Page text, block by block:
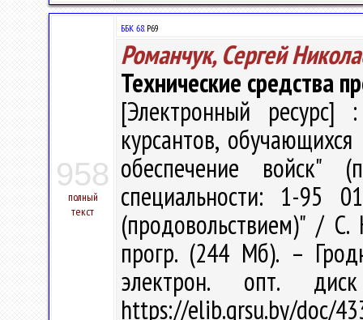
958
полный
текст
ББК 68.Р69
Романчук, Сергей
Технические средства
[Электронный ресурс]
курсантов,
обеспечение войск"
специальности: 1-95
(продовольствием)" /
прогр. (244 Мб). –
электрон. опт.
https://elib.grsu.by/doc/